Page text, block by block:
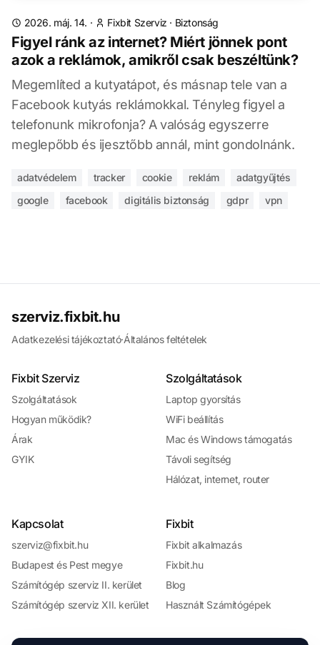
2026. máj. 14. · Fixbit Szerviz · Biztonság
Figyel ránk az internet? Miért jönnek pont
azok a reklámok, amikről csak beszéltünk?
Megemlíted a kutyatápot, és másnap tele van a
Facebook kutyás reklámokkal. Tényleg figyel a
telefonunk mikrofonja? A valóság egyszerre
meglepőbb és ijesztőbb annál, mint gondolnánk.
adatvédelem tracker cookie reklám
adatgyűjtés
google
facebook digitális biztonság gdpr vpn
szerviz.fixbit.hu
Adatkezelési tájékoztató·Általános feltételek
Fixbit Szerviz
Szolgáltatások
Hogyan működik?
Árak
GYIK
Szolgáltatások
Laptop gyorsítás
WiFi beállítás
Mac és Windows támogatás
Távoli segítség
Hálózat, internet, router
Kapcsolat
szerviz@fixbit.hu
Budapest és Pest megye
Számítógép szerviz II. kerület
Számítógép szerviz XII. kerület
Fixbit
Fixbit alkalmazás
Fixbit.hu
Blog
Használt Számítógépek